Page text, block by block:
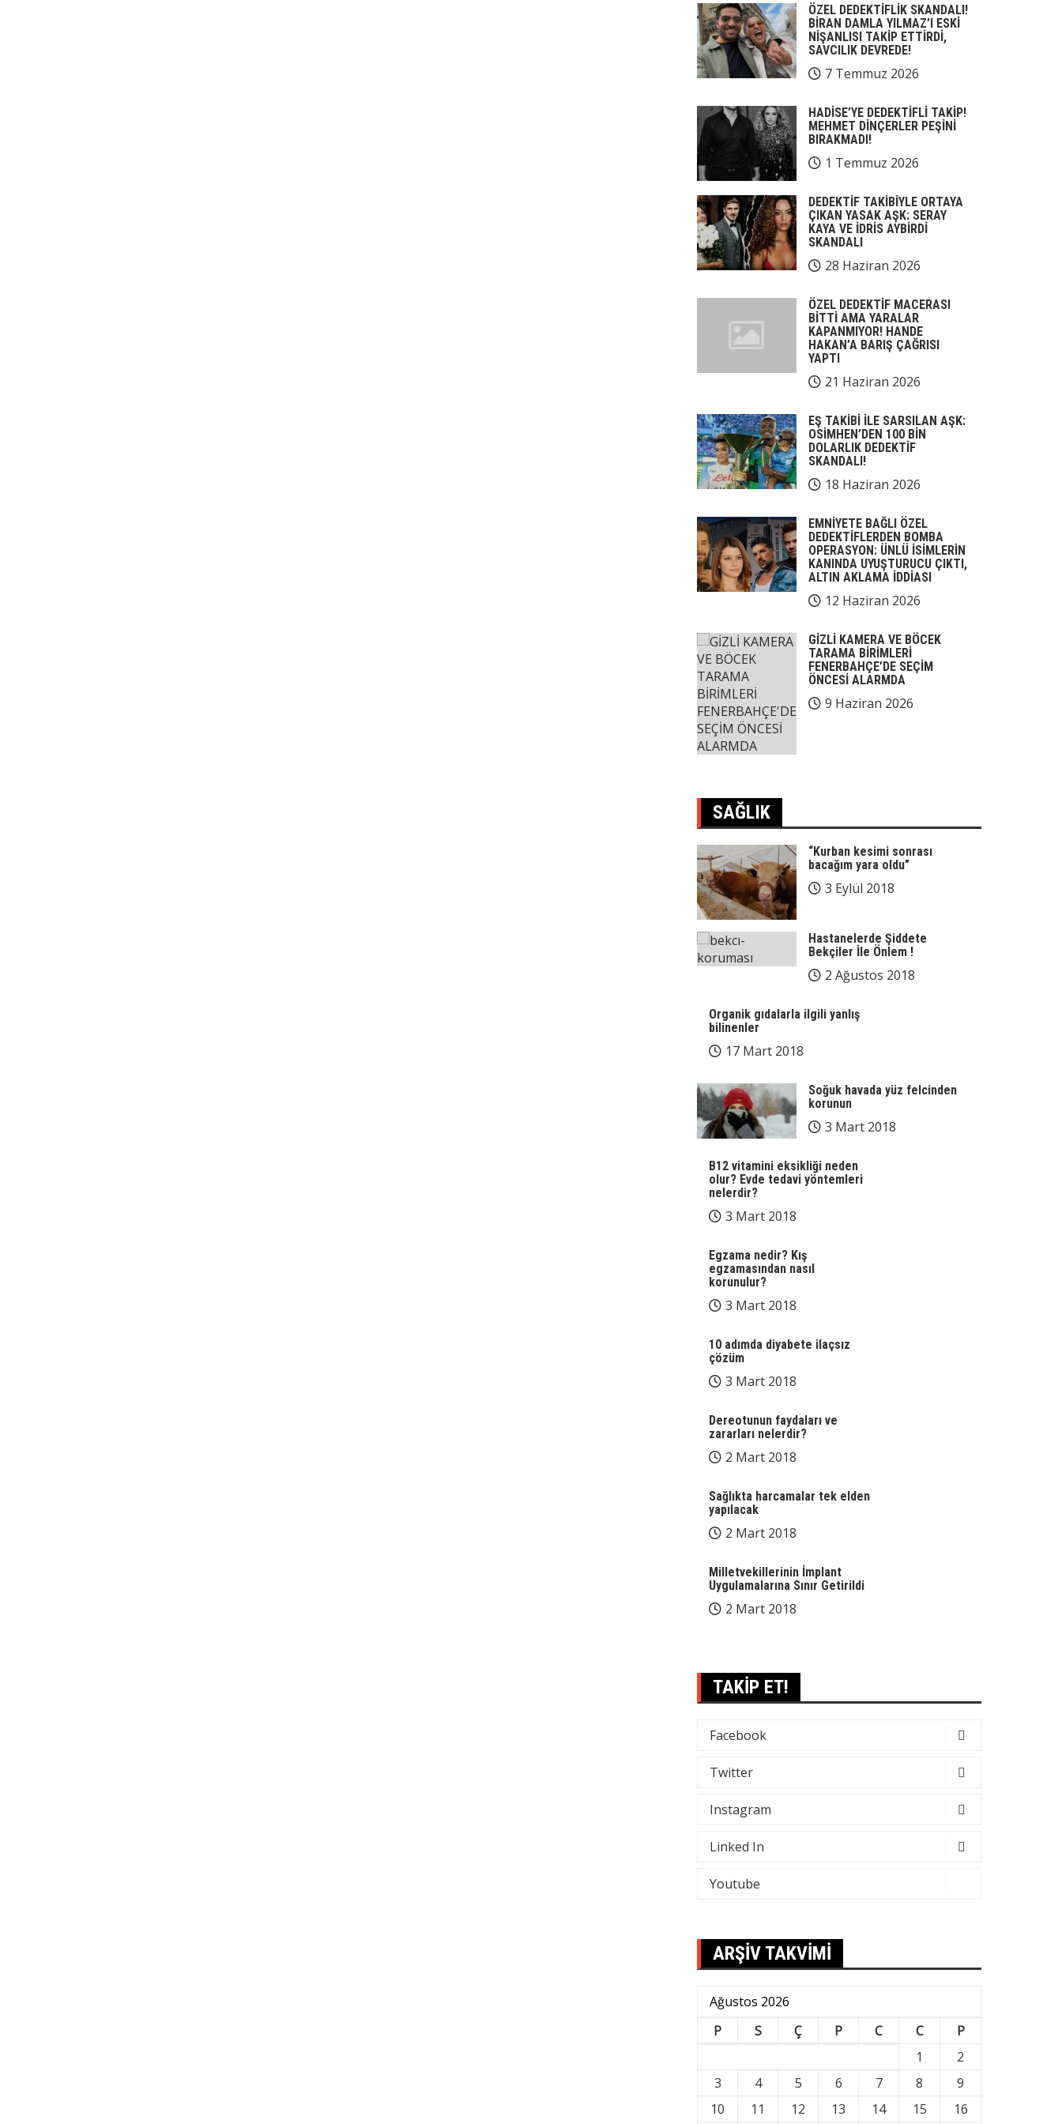
ÖZEL DEDEKTİFLİK SKANDALI!
BİRAN DAMLA YILMAZ’I ESKİ
NİŞANLISI TAKİP ETTİRDİ,
SAVCILIK DEVREDE!
7 Temmuz 2026
HADİSE’YE DEDEKTİFLİ TAKİP!
MEHMET DİNÇERLER PEŞİNİ
BIRAKMADI!
1 Temmuz 2026
DEDEKTİF TAKİBİYLE ORTAYA
ÇIKAN YASAK AŞK: SERAY
KAYA VE İDRİS AYBİRDİ
SKANDALI
28 Haziran 2026
ÖZEL DEDEKTİF MACERASI
BİTTİ AMA YARALAR
KAPANMIYOR! HANDE
HAKAN’A BARIŞ ÇAĞRISI
YAPTI
21 Haziran 2026
EŞ TAKİBİ İLE SARSILAN AŞK:
OSİMHEN’DEN 100 BİN
DOLARLIK DEDEKTİF
SKANDALI!
18 Haziran 2026
EMNİYETE BAĞLI ÖZEL
DEDEKTİFLERDEN BOMBA
OPERASYON: ÜNLÜ İSİMLERİN
KANINDA UYUŞTURUCU ÇIKTI,
ALTIN AKLAMA İDDİASI
12 Haziran 2026
GİZLİ KAMERA VE BÖCEK
TARAMA BİRİMLERİ
FENERBAHÇE’DE SEÇİM
ÖNCESİ ALARMDA
9 Haziran 2026
SAĞLIK
“Kurban kesimi sonrası
bacağım yara oldu”
3 Eylül 2018
Hastanelerde Şiddete
Bekçiler İle Önlem !
2 Ağustos 2018
Organik gıdalarla ilgili yanlış
bilinenler
17 Mart 2018
Soğuk havada yüz felcinden
korunun
3 Mart 2018
B12 vitamini eksikliği neden
olur? Evde tedavi yöntemleri
nelerdir?
3 Mart 2018
Egzama nedir? Kış
egzamasından nasıl
korunulur?
3 Mart 2018
10 adımda diyabete ilaçsız
çözüm
3 Mart 2018
Dereotunun faydaları ve
zararları nelerdir?
2 Mart 2018
Sağlıkta harcamalar tek elden
yapılacak
2 Mart 2018
Milletvekillerinin İmplant
Uygulamalarına Sınır Getirildi
2 Mart 2018
TAKİP ET!
Facebook
Twitter
Instagram
Linked In
Youtube
ARŞİV TAKVİMİ
Ağustos 2026
P
S Ç P C C
P
1
2
3
4 5 6 7 8
9
10
11 12 13 14 15 16